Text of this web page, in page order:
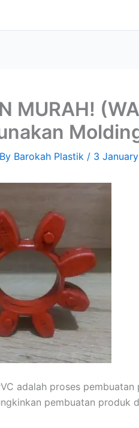
MURAH!
Barokah Plastik / 3
adalah proses
pembuatan produk